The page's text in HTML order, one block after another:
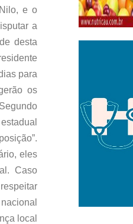
e o
a
desta
para
os
eles
Caso
local